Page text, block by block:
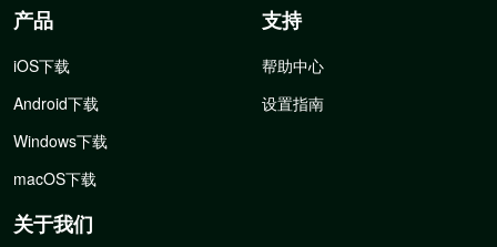
产品
iOS下载
Android下载
Windows下载
macOS下载
支持
帮助中心
设置指南
关于我们